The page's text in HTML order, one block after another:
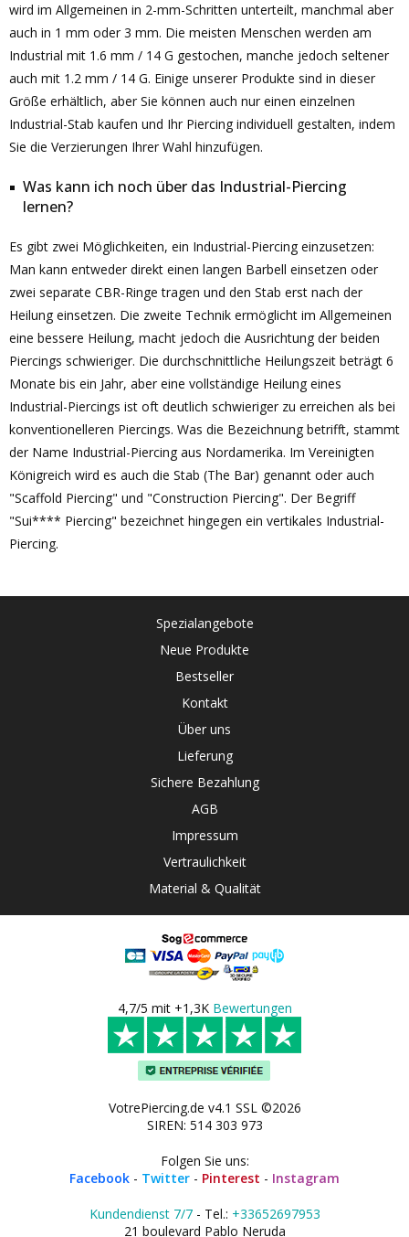
wird im Allgemeinen in 2-mm-Schritten unterteilt, manchmal aber
auch in 1 mm oder 3 mm. Die meisten Menschen werden am
Industrial mit 1.6 mm / 14 G gestochen, manche jedoch seltener
auch mit 1.2 mm / 14 G. Einige unserer Produkte sind in dieser
Größe erhältlich, aber Sie können auch nur einen einzelnen
Industrial-Stab kaufen und Ihr Piercing individuell gestalten, indem
Sie die Verzierungen Ihrer Wahl hinzufügen.
Was kann ich noch über das Industrial-Piercing
lernen?
Es gibt zwei Möglichkeiten, ein Industrial-Piercing einzusetzen:
Man kann entweder direkt einen langen Barbell einsetzen oder
zwei separate CBR-Ringe tragen und den Stab erst nach der
Heilung einsetzen. Die zweite Technik ermöglicht im Allgemeinen
eine bessere Heilung, macht jedoch die Ausrichtung der beiden
Piercings schwieriger. Die durchschnittliche Heilungszeit beträgt 6
Monate bis ein Jahr, aber eine vollständige Heilung eines
Industrial-Piercings ist oft deutlich schwieriger zu erreichen als bei
konventionelleren Piercings. Was die Bezeichnung betrifft, stammt
der Name Industrial-Piercing aus Nordamerika. Im Vereinigten
Königreich wird es auch die Stab (The Bar) genannt oder auch
"Scaffold Piercing" und "Construction Piercing". Der Begriff
"Sui**** Piercing" bezeichnet hingegen ein vertikales Industrial-
Piercing.
Spezialangebote
Neue Produkte
Bestseller
Kontakt
Über uns
Lieferung
Sichere Bezahlung
AGB
Impressum
Vertraulichkeit
Material & Qualität
4,7/5 mit +1,3K Bewertungen
VotrePiercing.de v4.1 SSL ©2026
SIREN: 514 303 973
Folgen Sie uns:
Facebook - Twitter - Pinterest - Instagram
Kundendienst 7/7- Tel.: +33652697953
21 boulevard Pablo Neruda